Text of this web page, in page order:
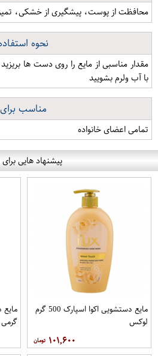
محافظت از پوست، پیشگیری از خشکی،
نحوه
مقدار مناسبی از مایع را روی دست ها
با آب ولرم بشویید
مناسب برای
تمامی اعضای خانواده
پیشنهاد هایی
مایع دستشویی اکوا اسپارک 500 گرم
لوکس
۱۰۱,۶۰۰
گرمی